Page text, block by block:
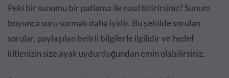
Peki bir sunumu bir patlama ile nasıl bitirirsiniz? Sunum
boyunca soru sormak daha iyidir. Bu şekilde sorulan
sorular, paylaşılan belirli bilgilerle ilgilidir ve hedef
kitlenizin size ayak uydurduğundan emin olabilirsiniz.